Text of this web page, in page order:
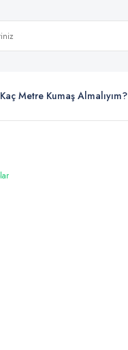
Kaç Metre Kumaş Almalıyım?